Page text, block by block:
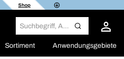
Shop
Sortiment Anwendungsgebiete